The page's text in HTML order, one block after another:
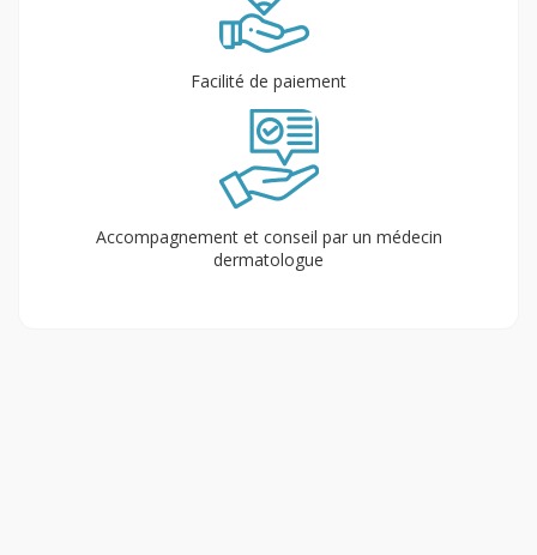
Facilité de paiement
Accompagnement et conseil par un médecin
dermatologue